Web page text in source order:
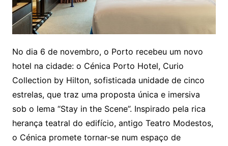
No dia 6 de novembro, o Porto recebeu um novo
hotel na cidade: o Cénica Porto Hotel, Curio
Collection by Hilton, sofisticada unidade de cinco
estrelas, que traz uma proposta única e imersiva
sob o lema “Stay in the Scene”. Inspirado pela rica
herança teatral do edifício, antigo Teatro Modestos,
o Cénica promete tornar-se num espaço de